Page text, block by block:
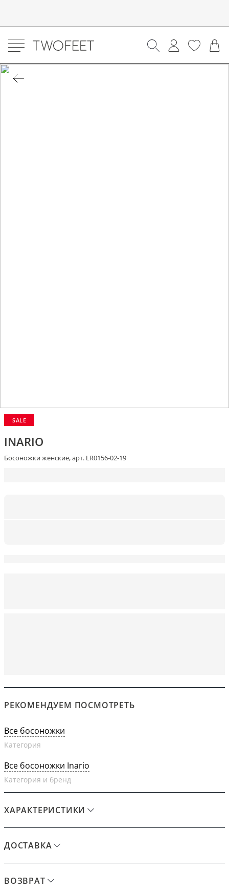
SALE
INARIO
Босоножки женские, арт. LR0156-02-19
РЕКОМЕНДУЕМ ПОСМОТРЕТЬ
Все босоножки
Категория
Все босоножки Inario
Категория и бренд
ХАРАКТЕРИСТИКИ
ДОСТАВКА
ВОЗВРАТ